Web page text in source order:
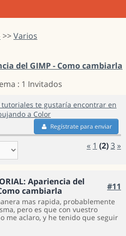
>>Varios
del GIMP - Como cambiarla
: 1 Invitados
tutoriales te gustaría encontrar en
a Color
Regístrate para enviar
« 1 (2)3 »
Apariencia del
cambiarla
#11
mas rapida, probablemente
pero es que con vuestro
me aclaro, y he tenido que seguir